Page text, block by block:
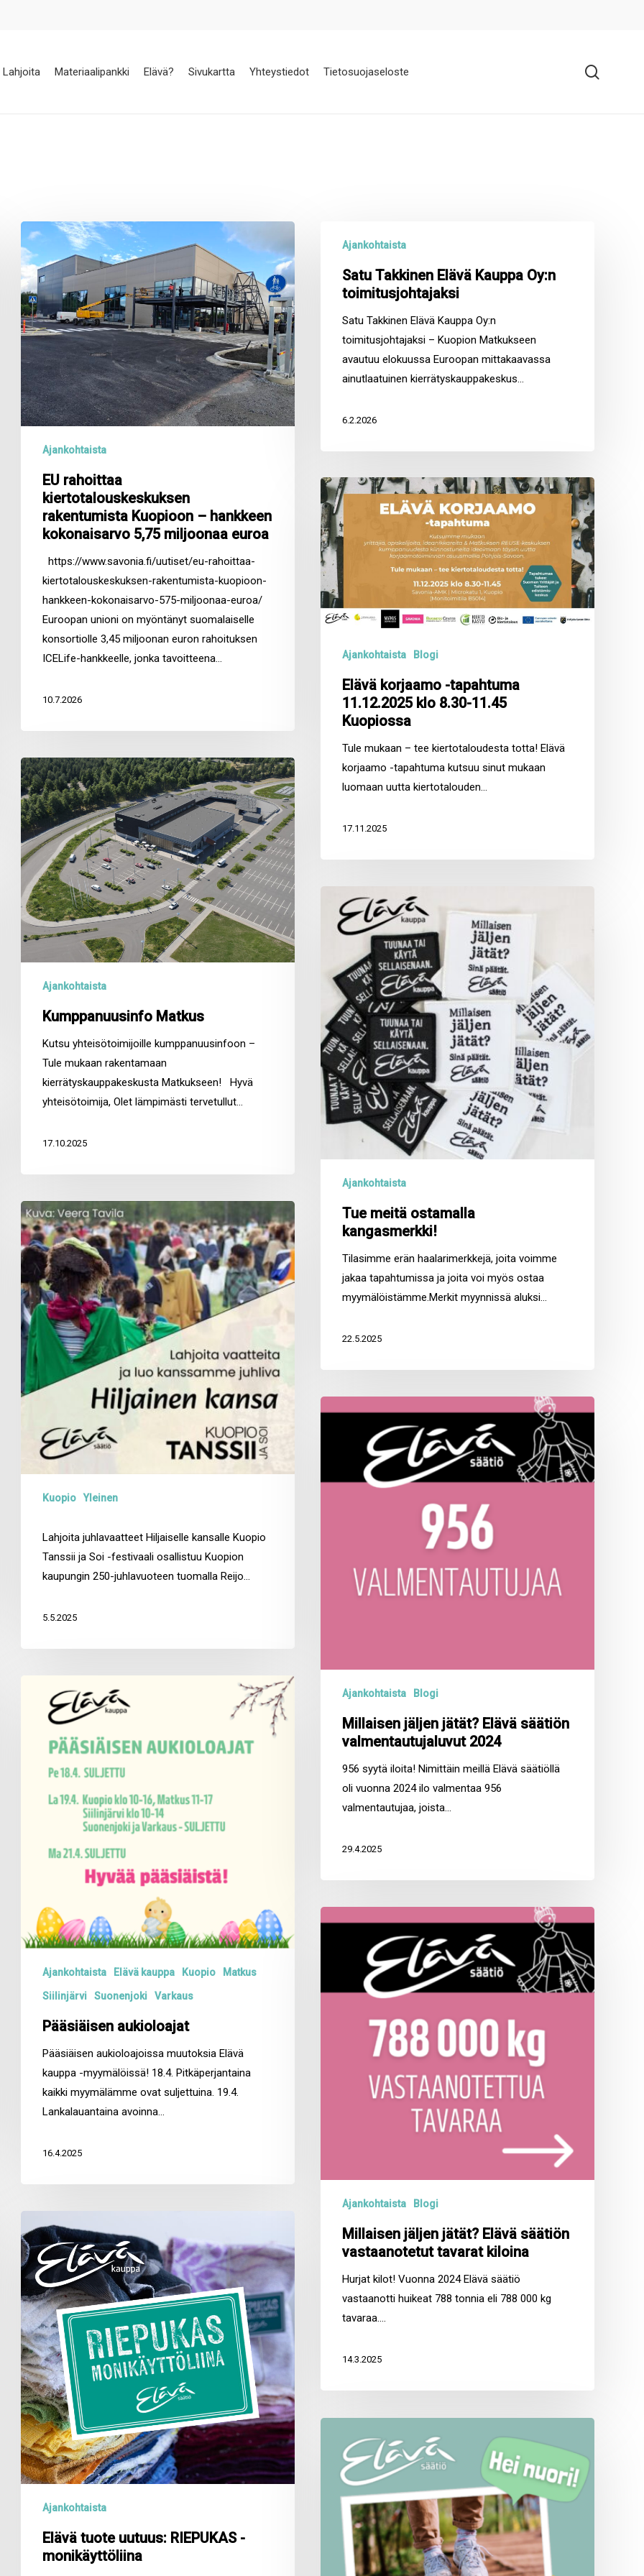
Lahjoita Materiaalipankki Elävä? Sivukartta Yhteystiedot Tietosuojaseloste
EU
rahoittaa
kiertotalouskeskuksen
rakentumista
Kuopioon
–
hankkeen
kokonaisarvo
5,75
miljoonaa
euroa
Ajankohtaista
EU rahoittaa
kiertotalouskeskuksen
rakentumista Kuopioon – hankkeen
kokonaisarvo 5,75 miljoonaa euroa
https://www.savonia.fi/uutiset/eu-rahoittaa-
kiertotalouskeskuksen-rakentumista-kuopioon-
hankkeen-kokonaisarvo-575-miljoonaa-euroa/
Euroopan unioni on myöntänyt suomalaiselle
konsortiolle 3,45 miljoonan euron rahoituksen
ICELife-hankkeelle, jonka tavoitteena…
10.7.2026
Takkinen
Elävä
Kauppa
toimitusjohtajaksi
Ajankohtaista
Satu Takkinen Elävä Kauppa Oy:n
toimitusjohtajaksi
Satu Takkinen Elävä Kauppa Oy:n
toimitusjohtajaksi – Kuopion Matkukseen
avautuu elokuussa Euroopan mittakaavassa
ainutlaatuinen kierrätyskauppakeskus…
6.2.2026
Elävä
korjaamo
-
tapahtuma
11.12.2025
klo
8.30-
11.45
Ajankohtaista Blogi
Elävä korjaamo -tapahtuma
11.12.2025 klo 8.30-11.45
Kuopiossa
Tule mukaan – tee kiertotaloudesta totta! Elävä
korjaamo -tapahtuma kutsuu sinut mukaan
luomaan uutta kiertotalouden…
17.11.2025
Kumppanuusinfo
Matkus
Ajankohtaista
Kumppanuusinfo Matkus
Kutsu yhteisötoimijoille kumppanuusinfoon –
Tule mukaan rakentamaan
kierrätyskauppakeskusta Matkukseen! Hyvä
yhteisötoimija, Olet lämpimästi tervetullut…
17.10.2025
meitä
ostamalla
kangasmerkki!
Ajankohtaista
Tue meitä ostamalla
kangasmerkki!
Tilasimme erän haalarimerkkejä, joita voimme
jakaa tapahtumissa ja joita voi myös ostaa
myymälöistämme.Merkit myynnissä aluksi…
22.5.2025
Kuopio Yleinen
Lahjoita juhlavaatteet Hiljaiselle kansalle Kuopio
Tanssii ja Soi -festivaali osallistuu Kuopion
kaupungin 250-juhlavuoteen tuomalla Reijo…
5.5.2025
säätiön
Ajankohtaista Blogi
Millaisen jäljen jätät? Elävä säätiön
valmentautujaluvut 2024
956 syytä iloita! Nimittäin meillä Elävä säätiöllä
oli vuonna 2024 ilo valmentaa 956
valmentautujaa, joista…
29.4.2025
aukioloajat
Ajankohtaista Elävä kauppa Kuopio Matkus
Siilinjärvi Suonenjoki Varkaus
Pääsiäisen aukioloajat
Pääsiäisen aukioloajoissa muutoksia Elävä
kauppa -myymälöissä! 18.4. Pitkäperjantaina
kaikki myymälämme ovat suljettuina. 19.4.
Lankalauantaina avoinna…
16.4.2025
säätiön
Ajankohtaista Blogi
Millaisen jäljen jätät? Elävä säätiön
vastaanotetut tavarat kiloina
Hurjat kilot! Vuonna 2024 Elävä säätiö
vastaanotti huikeat 788 tonnia eli 788 000 kg
tavaraa.…
14.3.2025
tuote
uutuus:
RIEPUKAS
-
monikäyttöliina
Ajankohtaista
Elävä tuote uutuus: RIEPUKAS -
monikäyttöliina
säätiölle
avattu!